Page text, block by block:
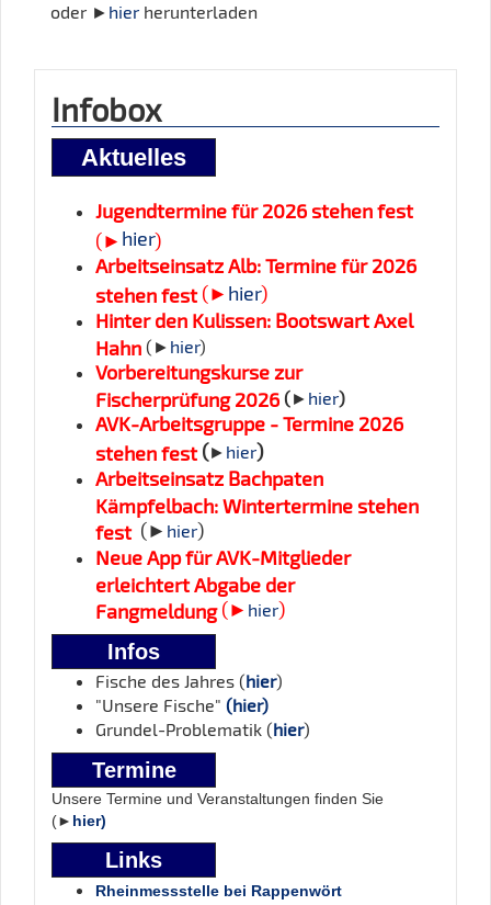
oder ► hier herunterladen
Infobox
Aktuelles
Jugendtermine für 2026 stehen fest
(► hier)
Arbeitseinsatz Alb: Termine für 2026
stehen fest(► hier)
Hinter den Kulissen: Bootswart Axel
Hahn (► hier)
Vorbereitungskurse zur
Fischerprüfung 2026 (► hier)
AVK-Arbeitsgruppe - Termine 2026
stehen fest (► hier)
Arbeitseinsatz Bachpaten
Kämpfelbach: Wintertermine stehen
fest (► hier)
Neue App für AVK-Mitglieder
erleichtert Abgabe der
Fangmeldung (► hier)
Infos
Fische des Jahres (hier)
"Unsere Fische" (hier)
Grundel-Problematik (hier)
Termine
Unsere Termine und Veranstaltungen finden Sie
(► hier)
Links
Rheinmessstelle bei Rappenwört